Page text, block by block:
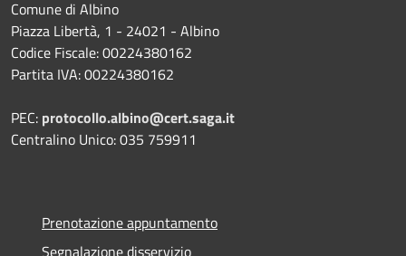
Comune di Albino
Piazza Libertà, 1 - 24021 - Albino
Codice Fiscale: 00224380162
Partita IVA: 00224380162
PEC: protocollo.albino@cert.saga.it
Centralino Unico: 035 759911
Prenotazione appuntamento
Segnalazione disservizio